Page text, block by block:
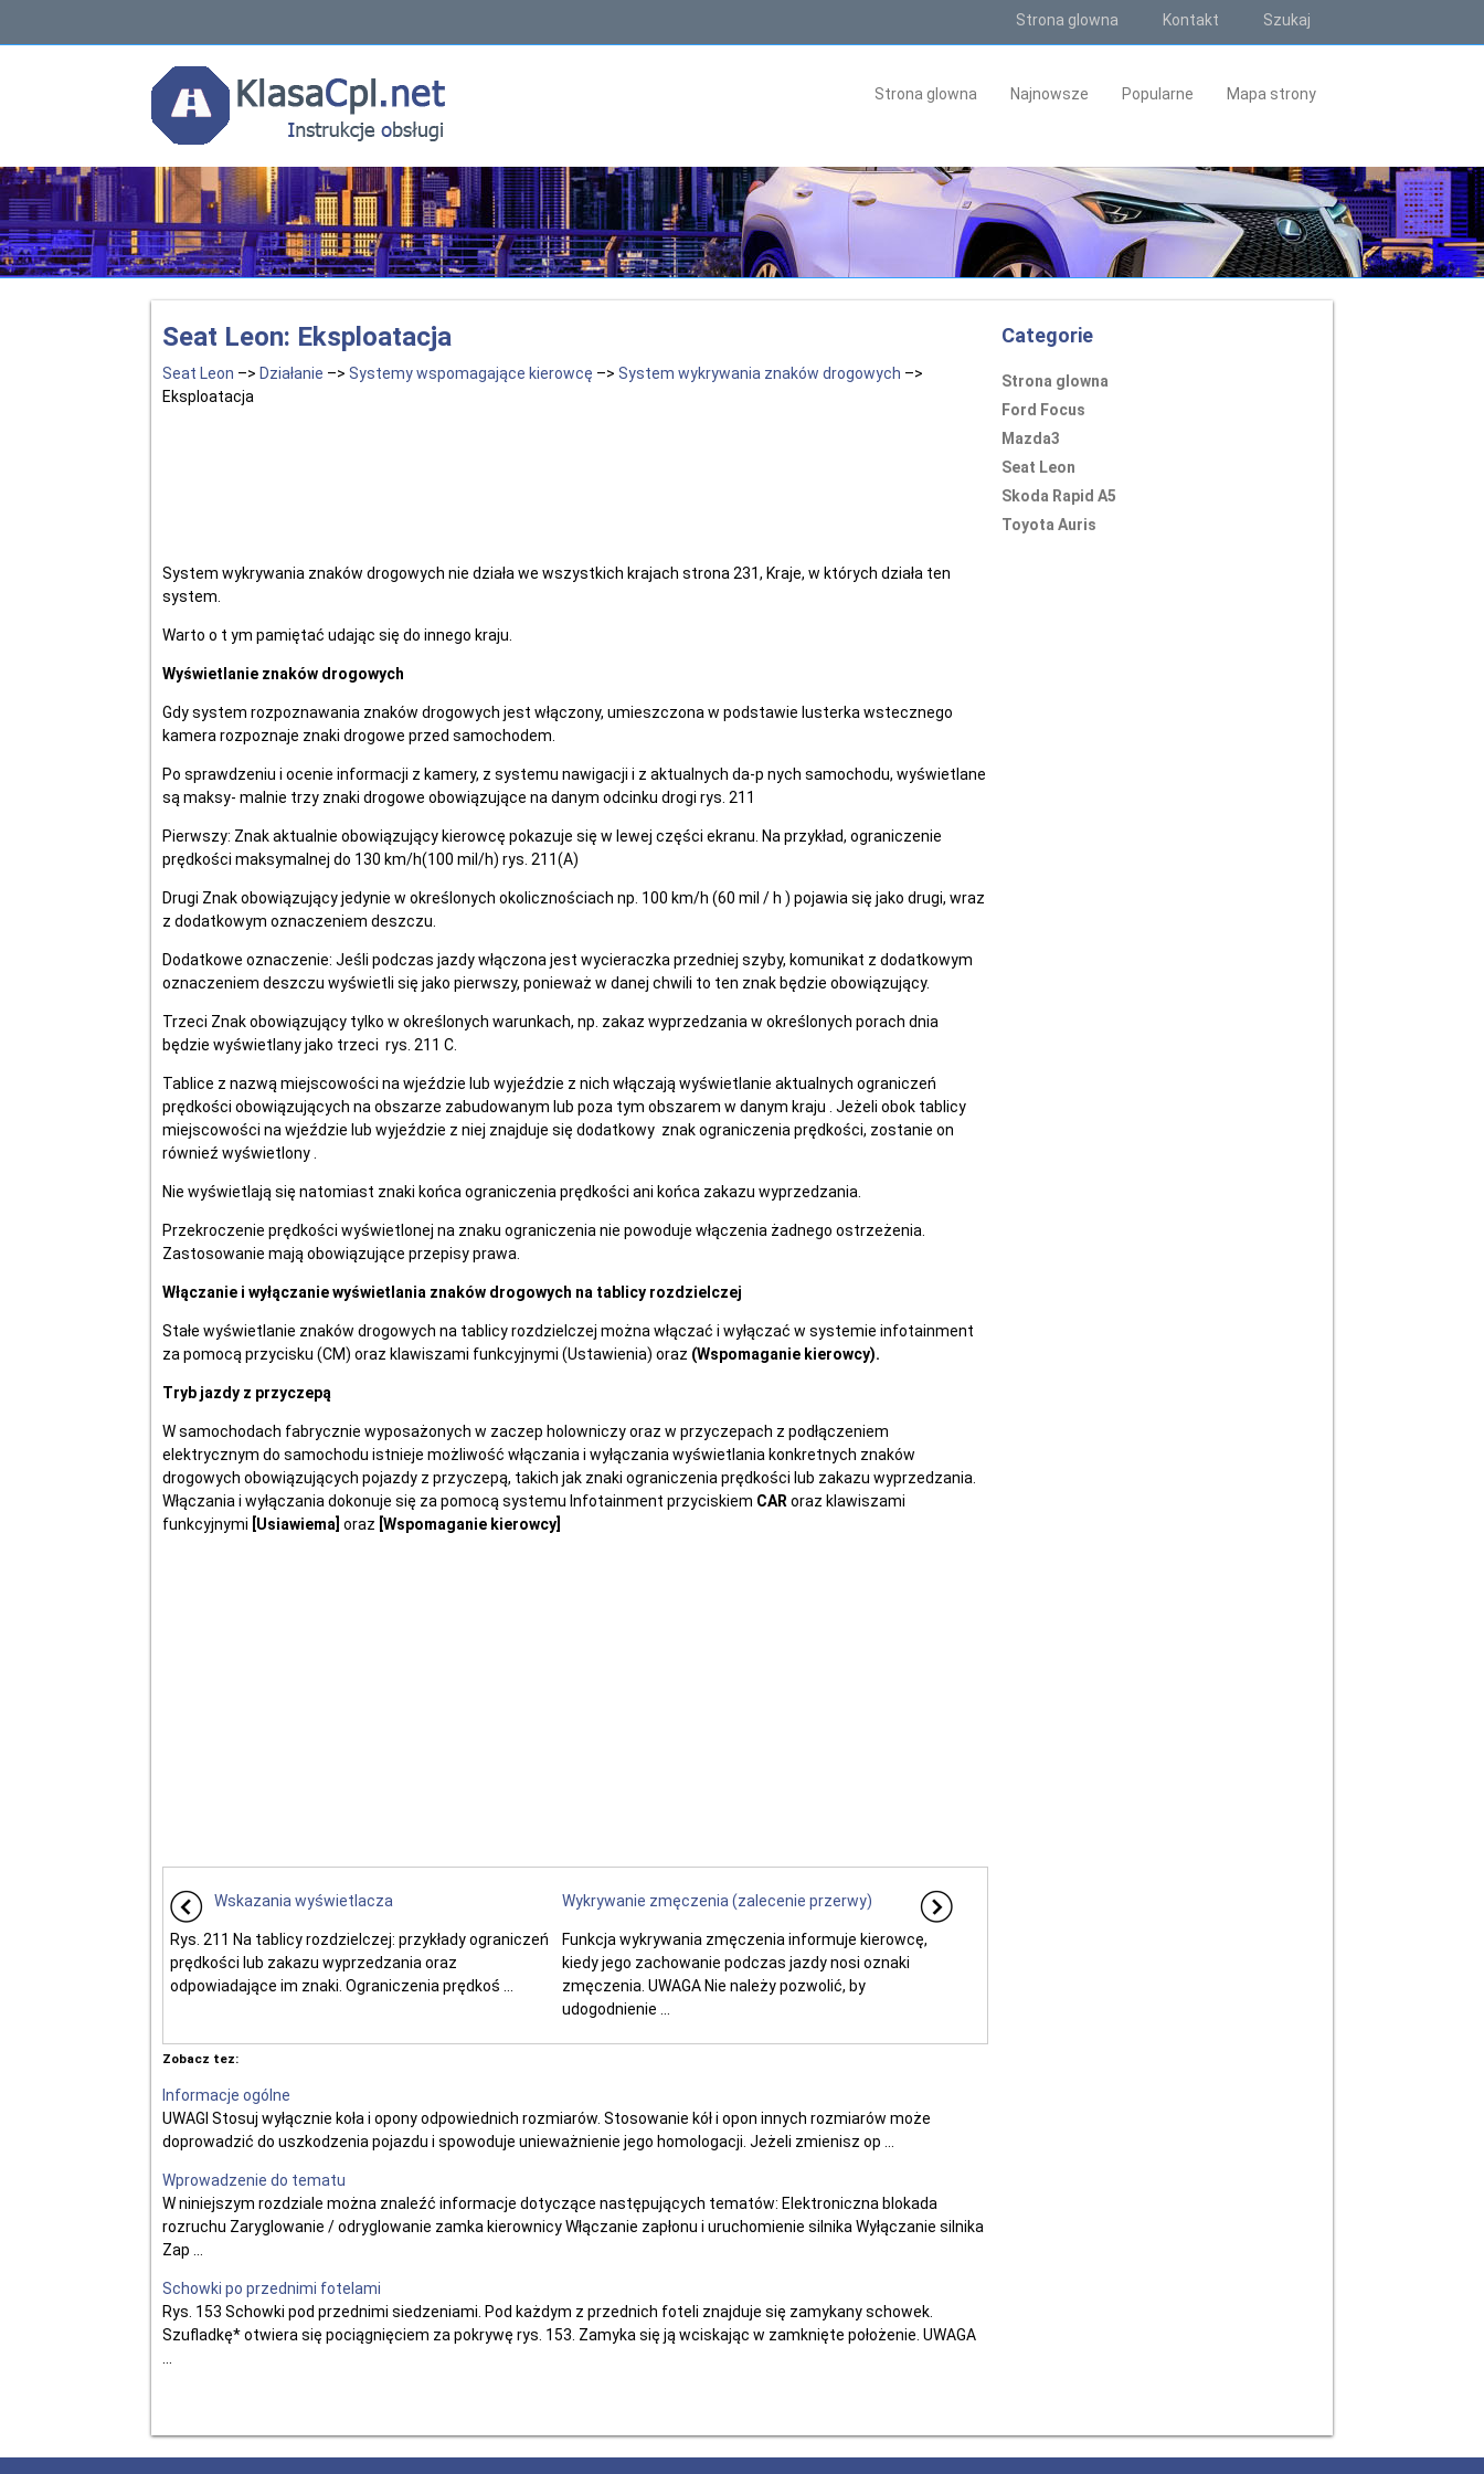
Strona glowna Kontakt Szukaj
Strona glowna Najnowsze Popularne Mapa strony
Seat Leon: Eksploatacja
Seat Leon –> Działanie –> Systemy wspomagające kierowcę –> System wykrywania znaków drogowych –>
Eksploatacja
System wykrywania znaków drogowych nie działa we wszystkich krajach strona 231, Kraje, w których działa ten
system.
Warto o t ym pamiętać udając się do innego kraju.
Wyświetlanie znaków drogowych
Gdy system rozpoznawania znaków drogowych jest włączony, umieszczona w podstawie lusterka wstecznego
kamera rozpoznaje znaki drogowe przed samochodem.
Po sprawdzeniu i ocenie informacji z kamery, z systemu nawigacji i z aktualnych da-p nych samochodu, wyświetlane
są maksy- malnie trzy znaki drogowe obowiązujące na danym odcinku drogi rys. 211
Pierwszy: Znak aktualnie obowiązujący kierowcę pokazuje się w lewej części ekranu. Na przykład, ograniczenie
prędkości maksymalnej do 130 km/h(100 mil/h) rys. 211(A)
Drugi Znak obowiązujący jedynie w określonych okolicznościach np. 100 km/h (60 mil / h ) pojawia się jako drugi, wraz
z dodatkowym oznaczeniem deszczu.
Dodatkowe oznaczenie: Jeśli podczas jazdy włączona jest wycieraczka przedniej szyby, komunikat z dodatkowym
oznaczeniem deszczu wyświetli się jako pierwszy, ponieważ w danej chwili to ten znak będzie obowiązujący.
Trzeci Znak obowiązujący tylko w określonych warunkach, np. zakaz wyprzedzania w określonych porach dnia
będzie wyświetlany jako trzeci rys. 211 C.
Tablice z nazwą miejscowości na wjeździe lub wyjeździe z nich włączają wyświetlanie aktualnych ograniczeń
prędkości obowiązujących na obszarze zabudowanym lub poza tym obszarem w danym kraju . Jeżeli obok tablicy
miejscowości na wjeździe lub wyjeździe z niej znajduje się dodatkowy znak ograniczenia prędkości, zostanie on
równieź wyświetlony .
Nie wyświetlają się natomiast znaki końca ograniczenia prędkości ani końca zakazu wyprzedzania.
Przekroczenie prędkości wyświetlonej na znaku ograniczenia nie powoduje włączenia żadnego ostrzeżenia.
Zastosowanie mają obowiązujące przepisy prawa.
Włączanie i wyłączanie wyświetlania znaków drogowych na tablicy rozdzielczej
Stałe wyświetlanie znaków drogowych na tablicy rozdzielczej można włączać i wyłączać w systemie infotainment
za pomocą przycisku (CM) oraz klawiszami funkcyjnymi (Ustawienia) oraz (Wspomaganie kierowcy).
Tryb jazdy z przyczepą
W samochodach fabrycznie wyposażonych w zaczep holowniczy oraz w przyczepach z podłączeniem
elektrycznym do samochodu istnieje możliwość włączania i wyłączania wyświetlania konkretnych znaków
drogowych obowiązujących pojazdy z przyczepą, takich jak znaki ograniczenia prędkości lub zakazu wyprzedzania.
Włączania i wyłączania dokonuje się za pomocą systemu Infotainment przyciskiem CAR oraz klawiszami
funkcyjnymi [Usiawiema] oraz [Wspomaganie kierowcy]
Wskazania wyświetlacza
Rys. 211 Na tablicy rozdzielczej: przykłady ograniczeń
prędkości lub zakazu wyprzedzania oraz
odpowiadające im znaki. Ograniczenia prędkoś ...
Wykrywanie zmęczenia (zalecenie przerwy)
Funkcja wykrywania zmęczenia informuje kierowcę,
kiedy jego zachowanie podczas jazdy nosi oznaki
zmęczenia. UWAGA Nie należy pozwolić, by
udogodnienie ...
Zobacz tez:
Informacje ogólne
UWAGI Stosuj wyłącznie koła i opony odpowiednich rozmiarów. Stosowanie kół i opon innych rozmiarów może
doprowadzić do uszkodzenia pojazdu i spowoduje unieważnienie jego homologacji. Jeżeli zmienisz op ...
Wprowadzenie do tematu
W niniejszym rozdziale można znaleźć informacje dotyczące następujących tematów: Elektroniczna blokada
rozruchu Zaryglowanie / odryglowanie zamka kierownicy Włączanie zapłonu i uruchomienie silnika Wyłączanie silnika
Zap ...
Schowki po przednimi fotelami
Rys. 153 Schowki pod przednimi siedzeniami. Pod każdym z przednich foteli znajduje się zamykany schowek.
Szufladkę* otwiera się pociągnięciem za pokrywę rys. 153. Zamyka się ją wciskając w zamknięte położenie. UWAGA
Categorie
Strona glowna
Ford Focus
Mazda3
Seat Leon
Skoda Rapid A5
Toyota Auris